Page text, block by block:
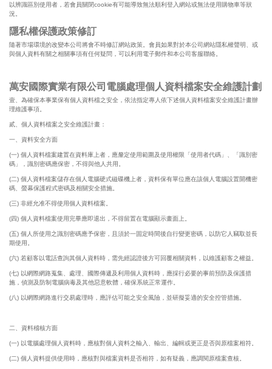
以辨識區別使用者，若會員關閉cookie有可能導致無法順利登入網站或無法使用購物車等狀
況。
隱私權保護政策修訂
隨著市場環境的改變本公司將會不時修訂網站政策。會員如果對於本公司網站隱私權聲明、或
與個人資料有關之相關事項有任何疑問，可以利用電子郵件和本公司客服聯絡。
萬安國際實業有限公司電腦處理個人資料檔案安全維護計劃
壹、為確保本事業保有個人資料檔之安全，依法指定專人依下述個人資料檔案安全維護計畫辦
理維護事項。
貳、個人資料檔案之安全維護計畫：
一、資料安全方面
(一) 個人資料檔案建置在資料庫上者，應釐定使用範圍及使用權限「使用者代碼」、「識別密
碼」，識別密碼應保密，不得與他人共用。
(二) 個人資料檔案儲存在個人電腦硬式磁碟機上者，資料保有單位應在該個人電腦設置開機密
碼、螢幕保護程式密碼及相關安全措施。
(三) 非經允准不得使用個人資料檔案。
(四) 個人資料檔案使用完畢應即退出，不得留置在電腦顯示畫面上。
(五) 個人所使用之識別密碼應予保密，且須於一固定時間後自行變更密碼，以防它人竊取並長
期使用。
(六) 若顧客以電話查詢其個人資料時，需先經認證後方可回覆相關資料，以維護顧客之權益。
(七) 以網際網路蒐集、處理、國際傳遞及利用個人資料時，應採行必要的事前預防及保護措
施，偵測及防制電腦病毒及其他惡意軟體，確保系統正常運作。
(八) 以網際網路進行交易處理時，應評估可能之安全風險，並研擬妥適的安全控管措施。
二、資料稽核方面
(一) 以電腦處理個人資料時，應核對個人資料之輸入、輸出、編輯或更正是否與原檔案相符。
(二) 個人資料提供使用時，應核對與檔案資料是否相符，如有疑義，應調閱原檔案查核。